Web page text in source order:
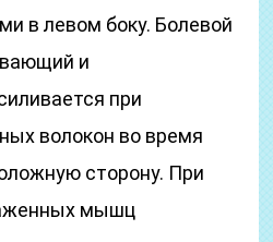
в левом боку. Болевой
и
при
волокон во время
сторону. При
мышц